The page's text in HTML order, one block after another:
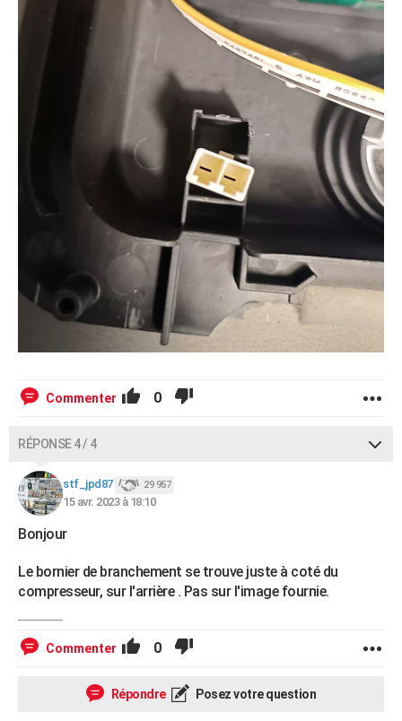
Commenter 0
RÉPONSE 4 / 4
stf_jpd87 29 957
15 avr. 2023 à 18:10
Bonjour
Le bornier de branchement se trouve juste à coté du
compresseur, sur l'arrière . Pas sur l'image fournie.
Commenter 0
Répondre Posez votre question